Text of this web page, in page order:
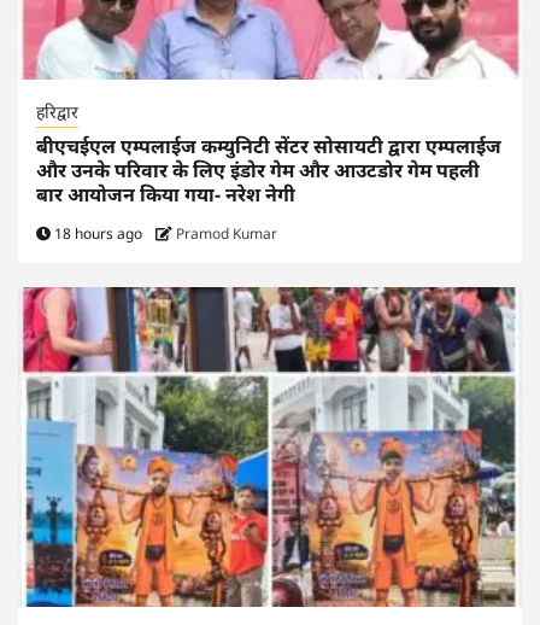
हरिद्वार
बीएचईएल एम्पलाईज कम्युनिटी सेंटर सोसायटी द्वारा एम्पलाईज
और उनके परिवार के लिए इंडोर गेम और आउटडोर गेम पहली
बार आयोजन किया गया- नरेश नेगी
18 hours ago Pramod Kumar